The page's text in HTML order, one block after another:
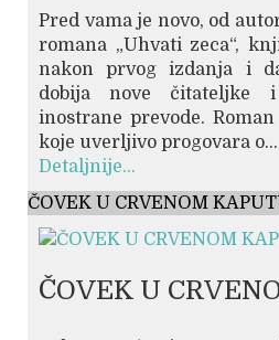
Pred vama je novo, od
romana „Uhvati zeca“,
nakon prvog izdanja i
dobija nove čitateljke
inostrane prevode.
koje uverljivo progovara o...
Detaljnije...
ČOVEK U CRVENOM
ČOVEK U